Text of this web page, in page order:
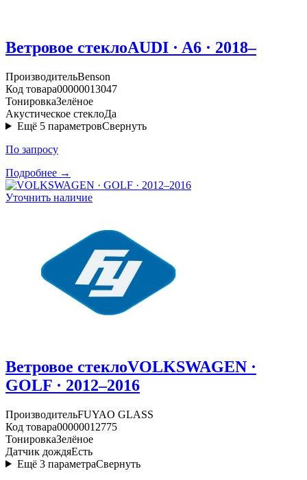
Ветровое стеклоAUDI · A6 · 2018–
ПроизводительBenson
Код товара00000013047
ТонировкаЗелёное
Акустическое стеклоДа
Ещё 5 параметровСвернуть
По запросу
Подробнее →
Уточнить наличие
Ветровое стеклоVOLKSWAGEN ·
GOLF · 2012–2016
ПроизводительFUYAO GLASS
Код товара00000012775
ТонировкаЗелёное
Датчик дождяЕсть
Ещё 3 параметраСвернуть